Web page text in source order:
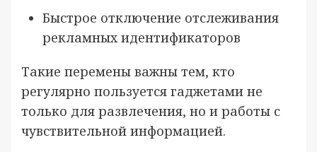
Быстрое отключение отслеживания
рекламных идентификаторов
Такие перемены важны тем, кто
регулярно пользуется гаджетами не
только для развлечения, но и работы с
чувствительной информацией.